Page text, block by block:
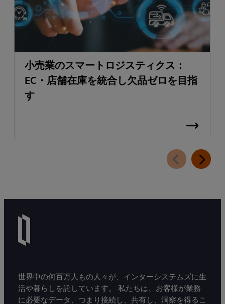
小売業のスマートロジスティクス：
EC・店舗在庫を統合し欠品ゼロを目指
す
世界中の何百万人もの人々が、インターシステムズに生
活や暮らしを託しています。 私たちは、お客様が業務
に必要なデータ、つまり接続し、共有し、洞察を得るこ